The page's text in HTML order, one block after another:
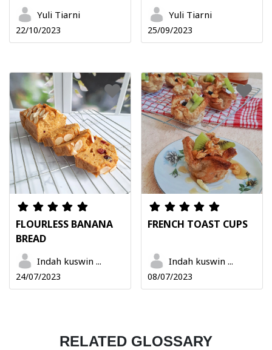
Yuli Tiarni
22/10/2023
Yuli Tiarni
25/09/2023
FLOURLESS BANANA
BREAD
Indah kuswin ...
24/07/2023
FRENCH TOAST CUPS
Indah kuswin ...
08/07/2023
RELATED GLOSSARY